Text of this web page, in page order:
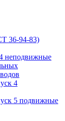
36-94-83)
неподвижные
4
5 подвижные